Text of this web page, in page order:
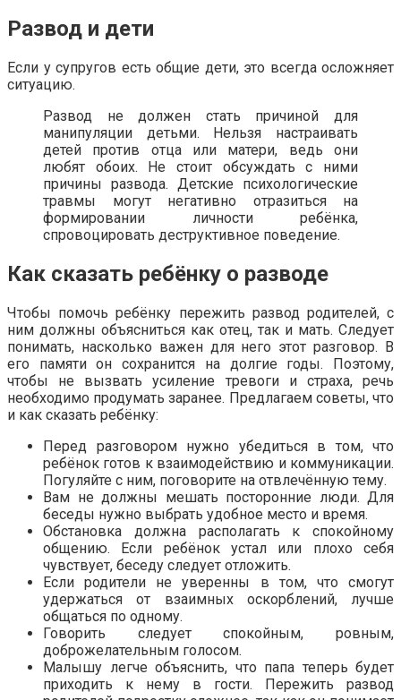
Развод и дети
Если у супругов есть общие дети, это всегда осложняет
ситуацию.
Развод не должен стать причиной для
манипуляции детьми. Нельзя настраивать
детей против отца или матери, ведь они
любят обоих. Не стоит обсуждать с ними
причины развода. Детские психологические
травмы могут негативно отразиться на
формировании личности ребёнка,
спровоцировать деструктивное поведение.
Как сказать ребёнку о разводе
Чтобы помочь ребёнку пережить развод родителей, с
ним должны объясниться как отец, так и мать. Следует
понимать, насколько важен для него этот разговор. В
его памяти он сохранится на долгие годы. Поэтому,
чтобы не вызвать усиление тревоги и страха, речь
необходимо продумать заранее. Предлагаем советы, что
и как сказать ребёнку:
Перед разговором нужно убедиться в том, что
ребёнок готов к взаимодействию и коммуникации.
Погуляйте с ним, поговорите на отвлечённую тему.
Вам не должны мешать посторонние люди. Для
беседы нужно выбрать удобное место и время.
Обстановка должна располагать к спокойному
общению. Если ребёнок устал или плохо себя
чувствует, беседу следует отложить.
Если родители не уверенны в том, что смогут
удержаться от взаимных оскорблений, лучше
общаться по одному.
Говорить следует спокойным, ровным,
доброжелательным голосом.
Малышу легче объяснить, что папа теперь будет
приходить к нему в гости. Пережить развод